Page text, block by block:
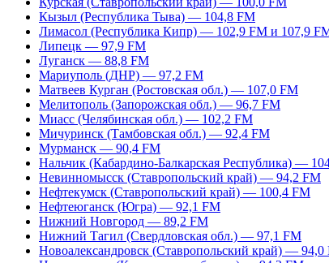
Кызыл (Республика Тыва) — 104,8 FM
Лимасол (Республика Кипр) — 102,9 FM и 107,9
Липецк — 97,9 FM
Луганск — 88,8 FM
Мариуполь (ДНР) — 97,2 FM
Матвеев Курган (Ростовская обл.) — 107,0 FM
Мелитополь (Запорожская обл.) — 96,7 FM
Миасс (Челябинская обл.) — 102,2 FM
Мичуринск (Тамбовская обл.) — 92,4 FM
Мурманск — 90,4 FM
Нальчик (Кабардино-Балкарская Республика) —
Невинномысск (Ставропольский край) — 94,2 FM
Нефтекумск (Ставропольский край) — 100,4 FM
Нефтеюганск (Югра) — 92,1 FM
Нижний Новгород — 89,2 FM
Нижний Тагил (Свердловская обл.) — 97,1 FM
Новоалександровск (Ставропольский край) — 94,0